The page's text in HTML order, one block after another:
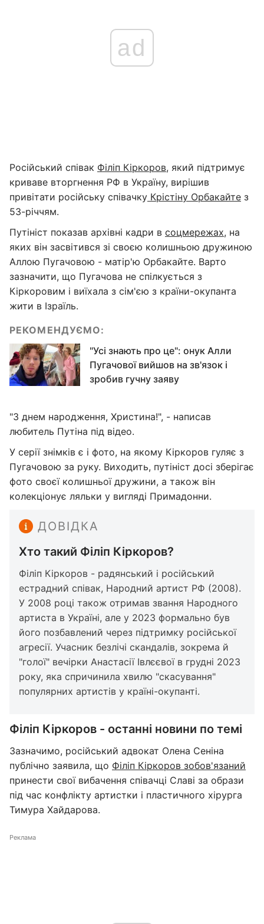
ad
Російський співак Філіп Кіркоров, який підтримує
криваве вторгнення РФ в Україну, вирішив
привітати російську співачку Крістіну Орбакайте з
53-річчям.
Путініст показав архівні кадри в соцмережах, на
яких він засвітився зі своєю колишньою дружиною
Аллою Пугачовою - матір'ю Орбакайте. Варто
зазначити, що Пугачова не спілкується з
Кіркоровим і виїхала з сім'єю з країни-окупанта
жити в Ізраїль.
РЕКОМЕНДУЄМО:
"Усі знають про це": онук Алли
Пугачової вийшов на зв'язок і
зробив гучну заяву
"З днем народження, Христина!", - написав
любитель Путіна під відео.
У серії знімків є і фото, на якому Кіркоров гуляє з
Пугачовою за руку. Виходить, путініст досі зберігає
фото своєї колишньої дружини, а також він
колекціонує ляльки у вигляді Примадонни.
ДОВІДКА
Хто такий Філіп Кіркоров?
Філіп Кіркоров - радянський і російський
естрадний співак, Народний артист РФ (2008).
У 2008 році також отримав звання Народного
артиста в Україні, але у 2023 формально був
його позбавлений через підтримку російської
агресії. Учасник безлічі скандалів, зокрема й
"голої" вечірки Анастасії Івлєєвої в грудні 2023
року, яка спричинила хвилю "скасування"
популярних артистів у країні-окупанті.
Філіп Кіркоров - останні новини по темі
Зазначимо, російський адвокат Олена Сеніна
публічно заявила, що Філіп Кіркоров зобов'язаний
принести свої вибачення співачці Славі за образи
під час конфлікту артистки і пластичного хірурга
Тимура Хайдарова.
Реклама